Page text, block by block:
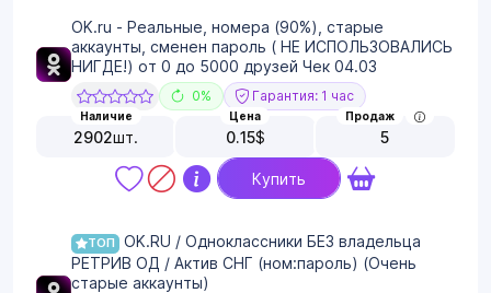
OK.ru - Реальные, номера (90%), cтарые
аккаунты, сменен пароль ( НЕ ИСПОЛЬЗОВАЛИСЬ
НИГДЕ!) от 0 до 5000 друзей Чек 04.03
0% Гарантия: 1 час
Наличие
2902шт.
Цена
0.15$
Продаж
5
Купить
ТОП
OK.RU / Одноклассники БЕЗ владельца
РЕТРИВ ОД / Актив СНГ (ном:пароль) (Очень
старые аккаунты)